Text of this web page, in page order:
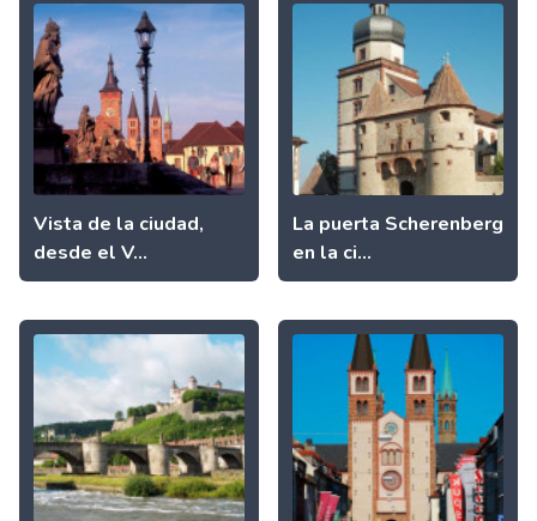
Vista de la ciudad,
desde el V...
La puerta Scherenberg
en la ci...